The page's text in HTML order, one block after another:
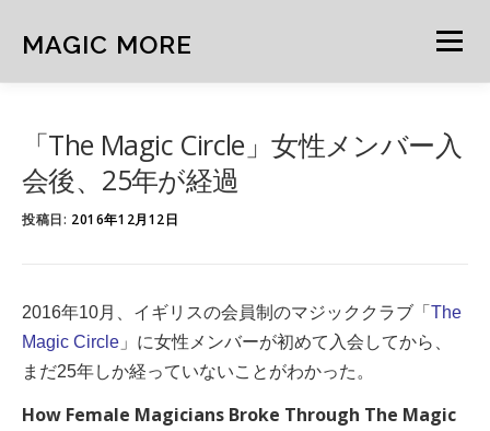
MAGIC MORE メニュー
「The Magic Circle」女性メンバー入
会後、25年が経過
投稿日: 2016年12月12日
2016年10月、 イギリスの会員制のマジッククラブ「 The
Magic Circle 」に女性メンバーが初めて入会してから、
まだ25年しか経っていないことがわかった。
How Female Magicians Broke Through The Magic